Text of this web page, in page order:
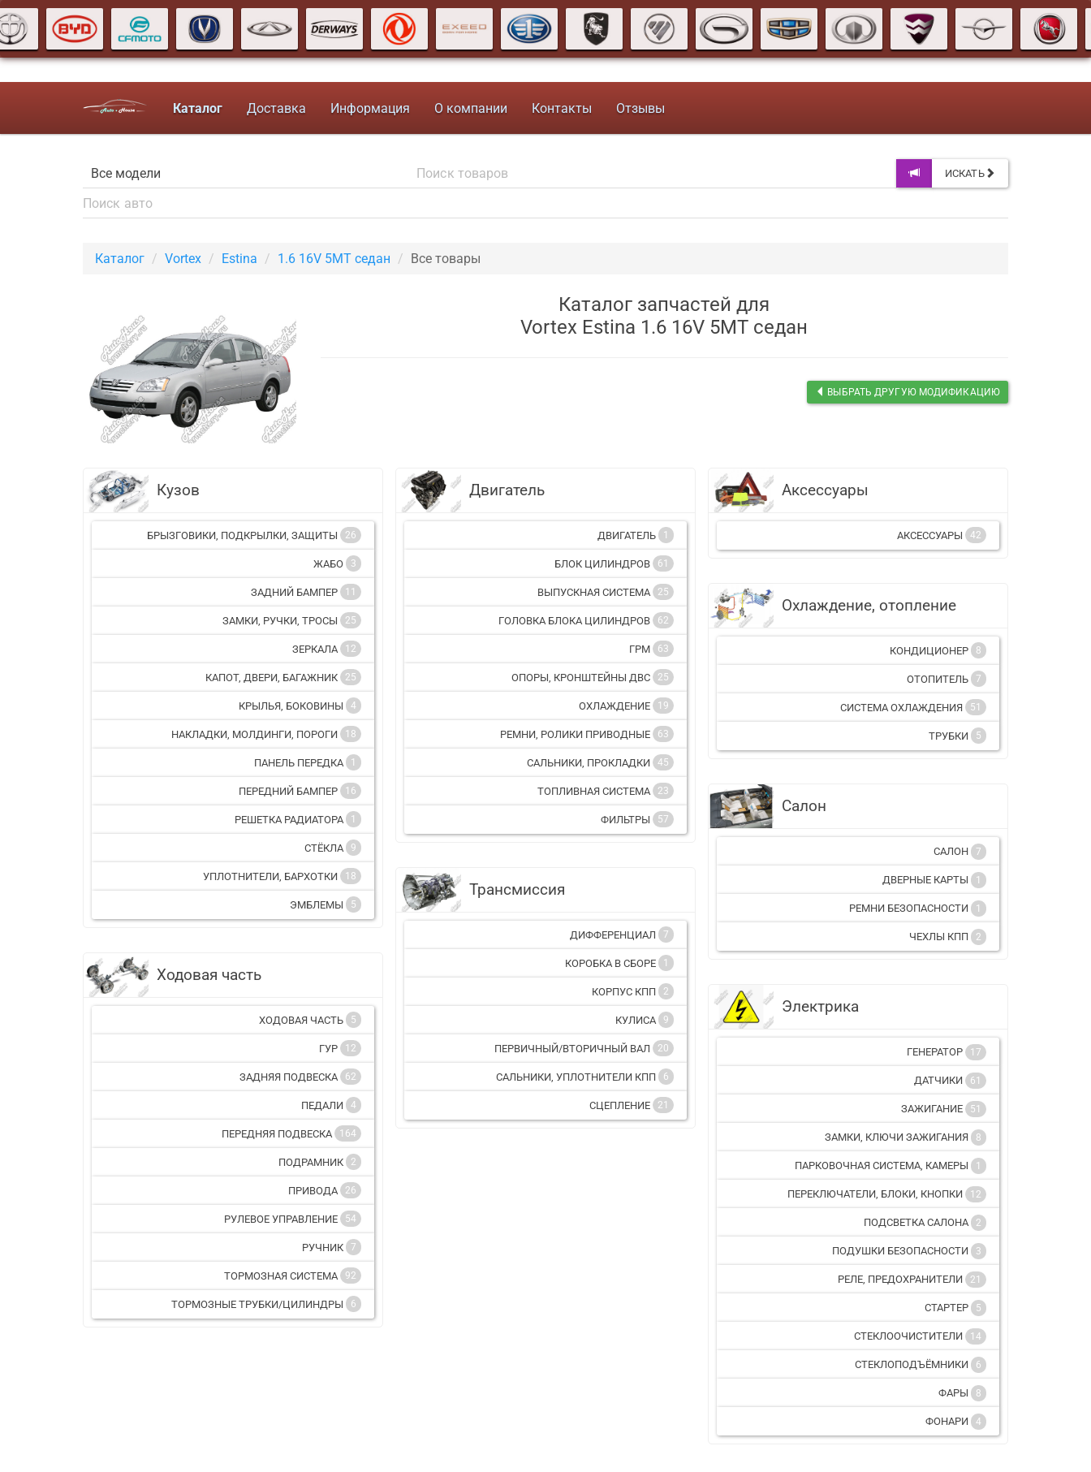
Каталог Доставка Информация О компании Контакты Отзывы
ИСКАТЬ
Каталог Vortex Estina 1.6 16V 5MT седан Все товары
Каталог запчастей для
Vortex Estina 1.6 16V 5MT седан
ВЫБРАТЬ ДРУГУЮ МОДИФИКАЦИЮ
Аксессуары
АКСЕССУАРЫ 42
Двигатель
ДВИГАТЕЛЬ 1
БЛОК ЦИЛИНДРОВ 61
ВЫПУСКНАЯ СИСТЕМА 25
ГОЛОВКА БЛОКА ЦИЛИНДРОВ 62
ГРМ 63
ОПОРЫ, КРОНШТЕЙНЫ ДВС 25
ОХЛАЖДЕНИЕ 19
РЕМНИ, РОЛИКИ ПРИВОДНЫЕ 63
САЛЬНИКИ, ПРОКЛАДКИ 45
ТОПЛИВНАЯ СИСТЕМА 23
ФИЛЬТРЫ 57
Кузов
БРЫЗГОВИКИ, ПОДКРЫЛКИ, ЗАЩИТЫ 26
ЖАБО 3
ЗАДНИЙ БАМПЕР 11
ЗАМКИ, РУЧКИ, ТРОСЫ 25
ЗЕРКАЛА 12
КАПОТ, ДВЕРИ, БАГАЖНИК 25
КРЫЛЬЯ, БОКОВИНЫ 4
НАКЛАДКИ, МОЛДИНГИ, ПОРОГИ 18
ПАНЕЛЬ ПЕРЕДКА 1
ПЕРЕДНИЙ БАМПЕР 16
РЕШЕТКА РАДИАТОРА 1
СТЁКЛА 9
УПЛОТНИТЕЛИ, БАРХОТКИ 18
ЭМБЛЕМЫ 5
Охлаждение, отопление
КОНДИЦИОНЕР 8
ОТОПИТЕЛЬ 7
СИСТЕМА ОХЛАЖДЕНИЯ 51
ТРУБКИ 5
Салон
САЛОН 7
ДВЕРНЫЕ КАРТЫ 1
РЕМНИ БЕЗОПАСНОСТИ 1
ЧЕХЛЫ КПП 2
Трансмиссия
ДИФФЕРЕНЦИАЛ 7
КОРОБКА В СБОРЕ 1
КОРПУС КПП 2
КУЛИСА 9
ПЕРВИЧНЫЙ/ВТОРИЧНЫЙ ВАЛ 20
САЛЬНИКИ, УПЛОТНИТЕЛИ КПП 6
СЦЕПЛЕНИЕ 21
Ходовая часть
ХОДОВАЯ ЧАСТЬ 5
ГУР 12
ЗАДНЯЯ ПОДВЕСКА 62
ПЕДАЛИ 4
ПЕРЕДНЯЯ ПОДВЕСКА 164
ПОДРАМНИК 2
ПРИВОДА 26
РУЛЕВОЕ УПРАВЛЕНИЕ 54
РУЧНИК 7
ТОРМОЗНАЯ СИСТЕМА 92
ТОРМОЗНЫЕ ТРУБКИ/ЦИЛИНДРЫ 6
Электрика
ГЕНЕРАТОР 17
ДАТЧИКИ 61
ЗАЖИГАНИЕ 51
ЗАМКИ, КЛЮЧИ ЗАЖИГАНИЯ 8
ПАРКОВОЧНАЯ СИСТЕМА, КАМЕРЫ 1
ПЕРЕКЛЮЧАТЕЛИ, БЛОКИ, КНОПКИ 12
ПОДСВЕТКА САЛОНА 2
ПОДУШКИ БЕЗОПАСНОСТИ 3
РЕЛЕ, ПРЕДОХРАНИТЕЛИ 21
СТАРТЕР 5
СТЕКЛООЧИСТИТЕЛИ 14
СТЕКЛОПОДЪЁМНИКИ 6
ФАРЫ 8
ФОНАРИ 4